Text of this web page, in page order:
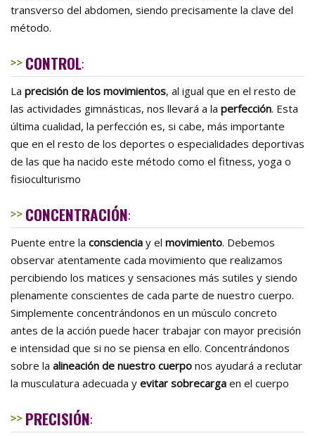
transverso del abdomen, siendo precisamente la clave del
método.
CONTROL:
La precisión de los movimientos, al igual que en el resto de
las actividades gimnásticas, nos llevará a la perfección. Esta
última cualidad, la perfección es, si cabe, más importante
que en el resto de los deportes o especialidades deportivas
de las que ha nacido este método como el fitness, yoga o
fisioculturismo
CONCENTRACIÓN:
Puente entre la consciencia y el movimiento. Debemos
observar atentamente cada movimiento que realizamos
percibiendo los matices y sensaciones más sutiles y siendo
plenamente conscientes de cada parte de nuestro cuerpo.
Simplemente concentrándonos en un músculo concreto
antes de la acción puede hacer trabajar con mayor precisión
e intensidad que si no se piensa en ello. Concentrándonos
sobre la alineación de nuestro cuerpo nos ayudará a reclutar
la musculatura adecuada y evitar sobrecarga en el cuerpo
PRECISIÓN: